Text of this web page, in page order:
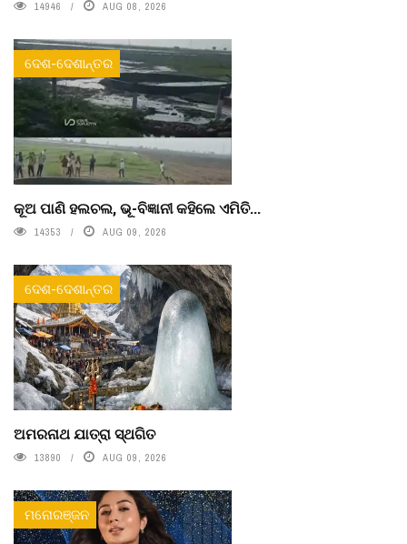
14946 AUG 08, 2026
ଦେଶ-ଦେଶାନ୍ତର
କୂଅ ପାଣି ହଲଚଲ, ଭୂ-ବିଜ୍ଞାନୀ କହିଲେ ଏମିତି...
14353 AUG 09, 2026
ଦେଶ-ଦେଶାନ୍ତର
ଅମରନାଥ ଯାତ୍ରା ସ୍ଥଗିତ
13890 AUG 09, 2026
ମନୋରଞ୍ଜନ